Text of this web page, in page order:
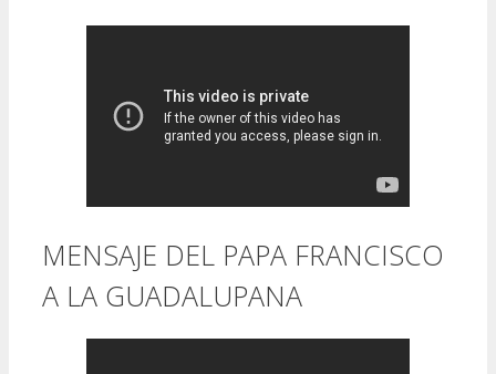
MENSAJE DEL PAPA FRANCISCO
A LA GUADALUPANA